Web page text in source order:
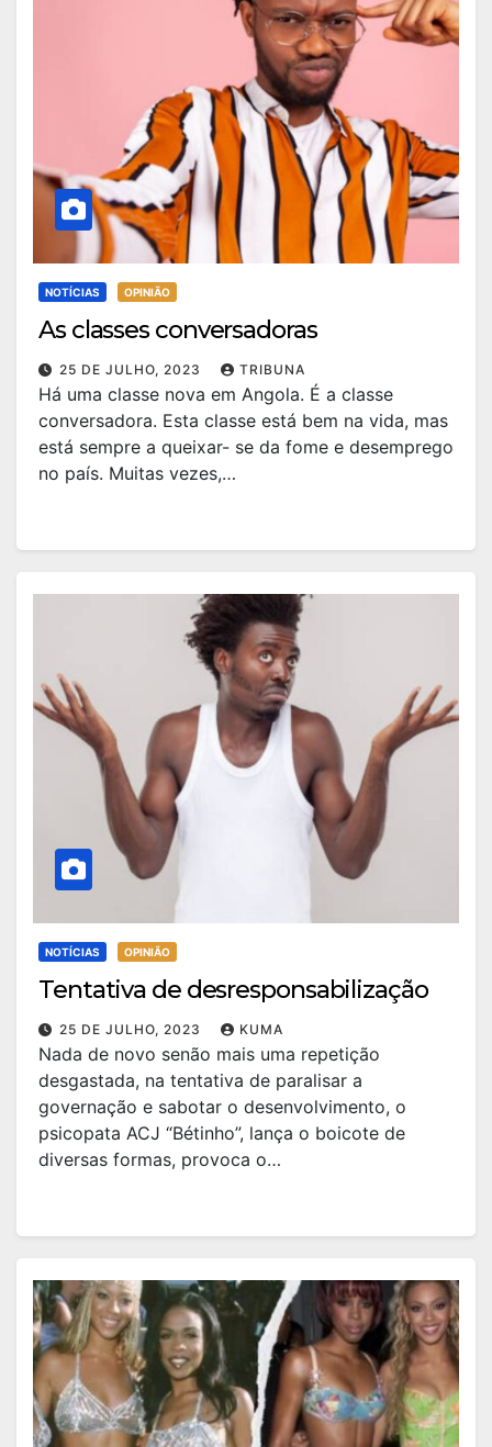
NOTÍCIAS OPINIÃO
As classes conversadoras
25 DE JULHO, 2023 TRIBUNA
Há uma classe nova em Angola. É a classe
conversadora. Esta classe está bem na vida, mas
está sempre a queixar- se da fome e desemprego
no país. Muitas vezes,…
NOTÍCIAS OPINIÃO
Tentativa de desresponsabilização
25 DE JULHO, 2023 KUMA
Nada de novo senão mais uma repetição
desgastada, na tentativa de paralisar a
governação e sabotar o desenvolvimento, o
psicopata ACJ “Bétinho”, lança o boicote de
diversas formas, provoca o…